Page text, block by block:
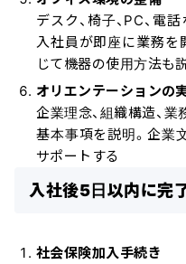
デスク、椅子、PC、電
入社員が即座に業務を
じて機器の使用方法も
オリエンテーションの
企業理念、組織構造、
基本事項を説明。企業
サポートする
入社後5日以内に完
社会保険加入手続き